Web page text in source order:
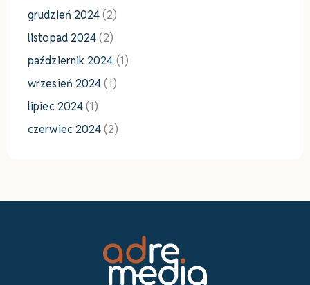
grudzień 2024(2)
listopad 2024(2)
październik 2024 (1)
wrzesień 2024(1)
lipiec 2024(1)
czerwiec 2024(2)